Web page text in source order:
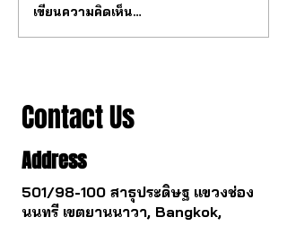
สุดยอด กลไก tourbillon จาก
จีน
เขียนความคิดเห็น…
Contact Us
Address
501/98-100 สาธุประดิษฐ แขวงช่อง
นนทรี เขตยานนาวา, Bangkok,